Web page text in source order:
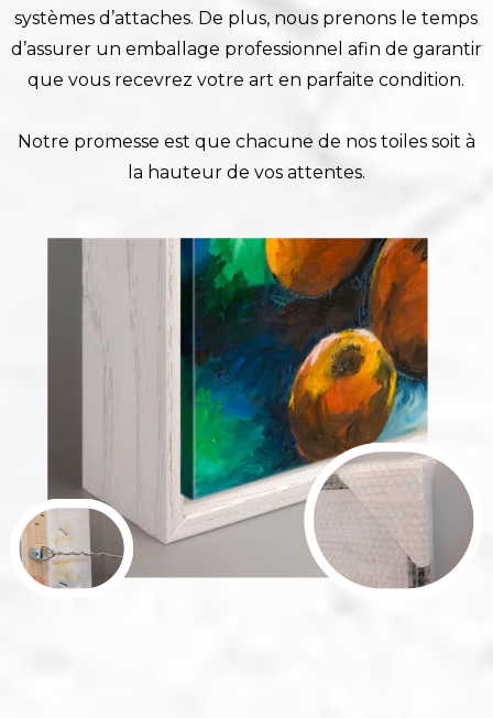
systèmes d’attaches. De plus, nous prenons le temps
d’assurer un emballage professionnel afin de garantir
que vous recevrez votre art en parfaite condition.
Notre promesse est que chacune de nos toiles soit à
la hauteur de vos attentes.